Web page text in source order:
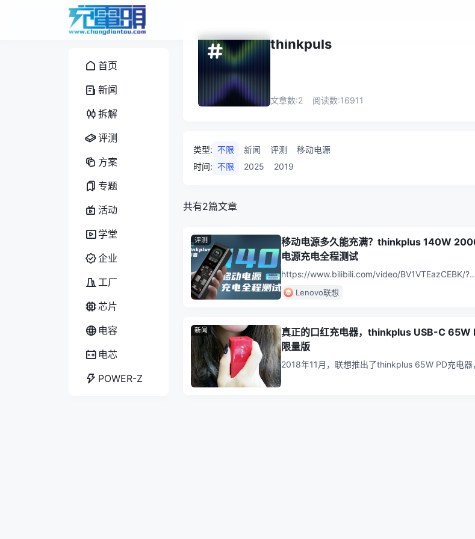
首页
新闻
拆解
评测
方案
专题
活动
学堂
企业
工厂
芯片
电容
电芯
POWER-Z
thinkpuls
文章数:2 阅读数:16911
类型: 不限 新闻 评测
移动电源
时间: 不限 2025 2019
共有2篇文章
评测
移动电源多久能充满？thinkplus 140W
电源充电全程测试
https://www.bilibili.com/video/BV1VTEazCEBK/?
spm_id_from=333.1387.home
Lenovo联想
新闻
真正的口红充电器，thinkplus USB-C 65W
限量版
2018年11月，联想推出了thinkplus 65W PD充电器